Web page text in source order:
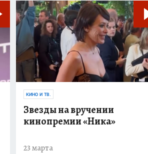
КИНО И ТВ.
Звезды на вручении
кинопремии «Ника»
23 марта